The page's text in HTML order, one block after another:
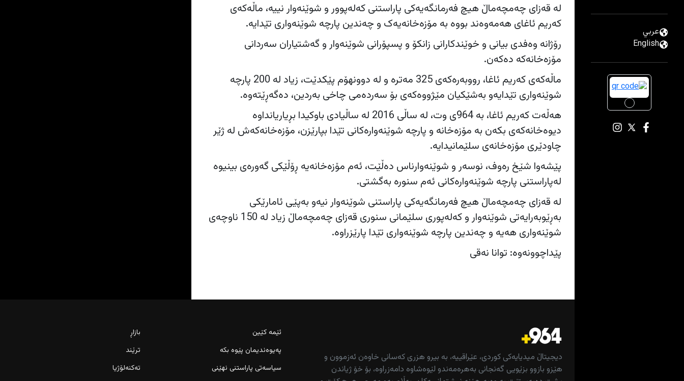
عربي
English
لە قەزای چەمچەماڵ هیچ فەرمانگەیەکی پاراستنی کەلەپوور و شوێنەوار نییە، ماڵەکەی
کەریم ئاغای هەمەوەند بووە بە مۆزەخانەیەک و چەندین پارچە شوێنەواری تێدایە.
رۆژانە وەفدی بیانی و خوێندکارانی زانکۆ و پسپۆرانی شوێنەوار و گەشتیاران سەردانی
مۆزەخانەکە دەکەن.
ماڵەکەی کەریم ئاغا، رووبەرەکەی 325 مەترە و لە دوونهۆم پێکدێت، زیاد لە 200 پارچە
شوێنەواری تێدایەو بەشێکیان مێژووەکەی بۆ سەردەمی چاخی بەردین، دەگەڕێتەوە.
هەڵەت کەریم ئاغا، بە 964ی وت، لە ساڵی 2016 لە ساڵیادی باوکیدا بڕیاریانداوە
دیوەخانەکەی بکەن بە مۆزەخانە و پارچە شوێنەوارەکانی تێدا بپارێزن، مۆزەخانەکەش لە ژێر
چاودێری مۆزەخانەی سلێمانیدایە.
پێشەوا شێخ رەوف، نوسەر و شوێنەوارناس دەڵێت، ئەم مۆزەخانەیە ڕۆڵێکی گەورەی بینیوە
لەپاراستنی پارچە شوێنەوارەکانی ئەم سنورە بەگشتی.
لە قەزای چەمچەماڵ هیچ فەرمانگەیەکی پاراستنی شوێنەوار نیەو بەپێی ئامارێکی
بەڕێوبەرایەتی شوێنەوار و کەلەپوری سلێمانی سنوری قەزای چەمچەماڵ زیاد لە 150 ناوچەی
شوێنەواری هەیە و چەندین پارچە شوێنەواری تێدا پارێزراوە.
پێداچوونەوە: توانا نەقی
دیجیتاڵ میدیایەکی کوردی، عێراقییە، بە بیرو هزری کەسانی خاوەن ئەزموون و
هێزو بازوو بزێویی گەنجانی بەهرەمەندو لێوەشاوە دامەزراوە، بۆ خۆ ژیاندن
ئێمە کێین
پەیوەندیمان پێوە بکە
سیاسەتی پاراستنی نهێنی
بازاڕ
ترێند
تەکنەلۆژیا